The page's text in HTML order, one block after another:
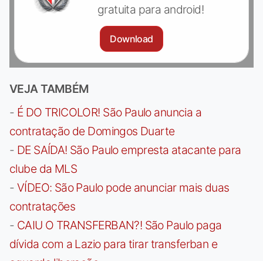
gratuita para android!
Download
VEJA TAMBÉM
- É DO TRICOLOR! São Paulo anuncia a
contratação de Domingos Duarte
- DE SAÍDA! São Paulo empresta atacante para
clube da MLS
- VÍDEO: São Paulo pode anunciar mais duas
contratações
- CAIU O TRANSFERBAN?! São Paulo paga
dívida com a Lazio para tirar transferban e